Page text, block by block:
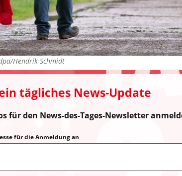
Hendrik Schmidt
tägliches News-Update
für den News-des-Tages-Newsletter
für die Anmeldung an